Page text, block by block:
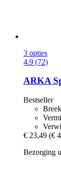
3 opties
4.9 (72)
ARKA
Bestseller
€ 23,49 (€
Bezorging